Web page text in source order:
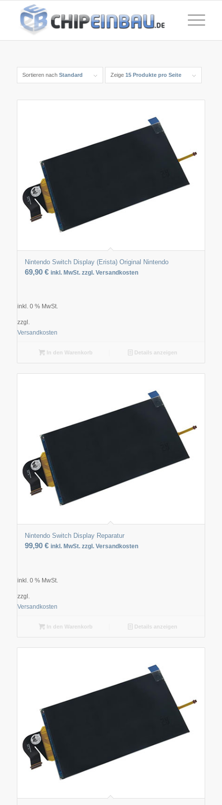
Sortieren nach Standard Zeige 15 Produkte pro Seite
Nintendo Switch Display (Erista) Original Nintendo
69,90 € inkl. MwSt. zzgl. Versandkosten
inkl. 0 % MwSt.
zzgl.
Versandkosten
In den Warenkorb Details anzeigen
Nintendo Switch Display Reparatur
99,90 € inkl. MwSt. zzgl. Versandkosten
inkl. 0 % MwSt.
zzgl.
Versandkosten
In den Warenkorb Details anzeigen